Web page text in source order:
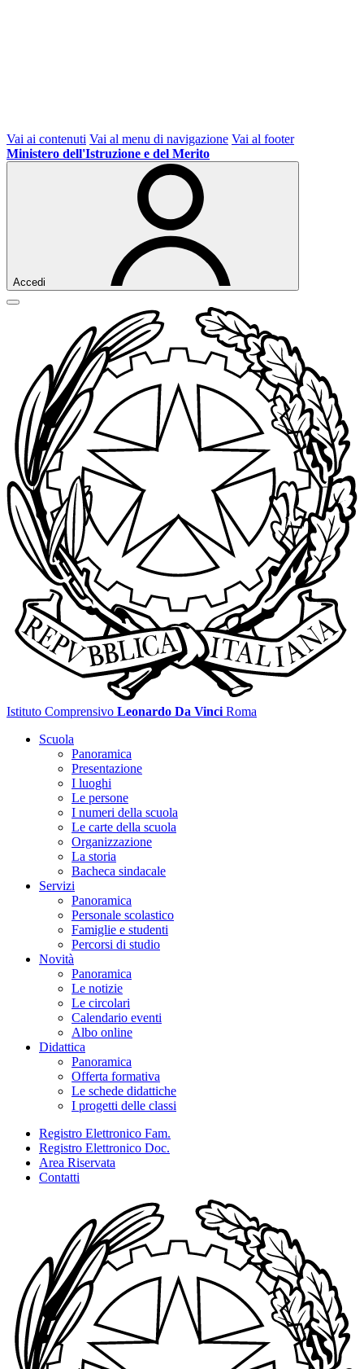
Vai ai contenuti Vai al menu di navigazione Vai al footer
Ministero dell'Istruzione e del Merito
Accedi
Istituto Comprensivo Leonardo Da Vinci Roma
Scuola
Panoramica
Presentazione
I luoghi
Le persone
I numeri della scuola
Le carte della scuola
Organizzazione
La storia
Bacheca sindacale
Servizi
Panoramica
Personale scolastico
Famiglie e studenti
Percorsi di studio
Novità
Panoramica
Le notizie
Le circolari
Calendario eventi
Albo online
Didattica
Panoramica
Offerta formativa
Le schede didattiche
I progetti delle classi
Registro Elettronico Fam.
Registro Elettronico Doc.
Area Riservata
Contatti